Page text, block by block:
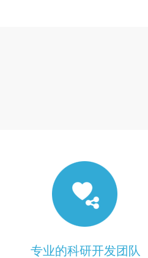
专业的科研开发团队​​